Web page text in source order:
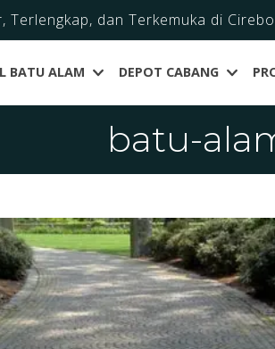
Terlengkap, dan Terkemuka di
BATU ALAM DEPOT CABANG
batu-